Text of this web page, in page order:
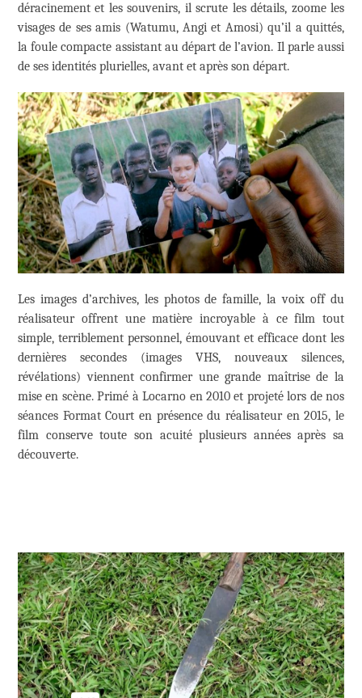
déracinement et les souvenirs, il scrute les détails, zoome les
visages de ses amis (Watumu, Angi et Amosi) qu’il a quittés,
la foule compacte assistant au départ de l’avion. Il parle aussi
de ses identités plurielles, avant et après son départ.
Les images d’archives, les photos de famille, la voix off du
réalisateur offrent une matière incroyable à ce film tout
simple, terriblement personnel, émouvant et efficace dont les
dernières secondes (images VHS, nouveaux silences,
révélations) viennent confirmer une grande maîtrise de la
mise en scène. Primé à Locarno en 2010 et projeté lors de nos
séances Format Court en présence du réalisateur en 2015, le
film conserve toute son acuité plusieurs années après sa
découverte.